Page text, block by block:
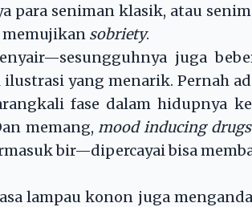
para seniman klasik, atau
sobriety.
juga
yang menarik. Pernah
fase dalam hidupnya
memang, mood inducing
bir—dipercayai bisa
lampau konon juga